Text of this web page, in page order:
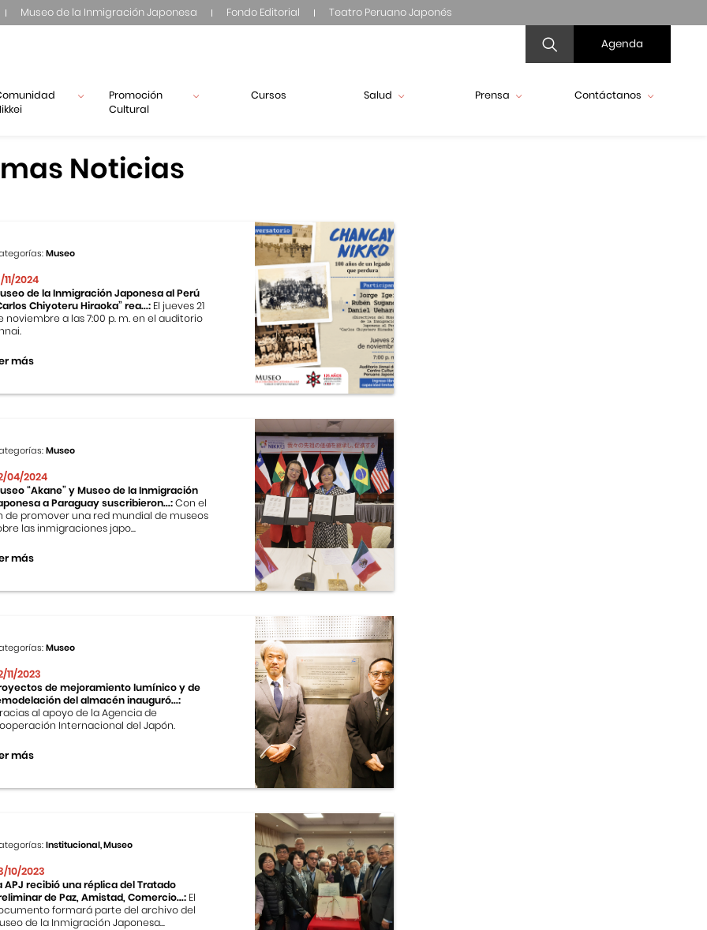
Museo de la Inmigración Japonesa Fondo Editorial Teatro Peruano Japonés
Agenda
Promoción
Cultural
Cursos Salud Prensa Contáctanos
Noticias
Museo
11/2024
de la Inmigración Japonesa al Perú
Chiyoteru Hiraoka” rea...: El jueves 21
noviembre a las 7:00 p. m. en el auditorio
más
Museo
04/2024
“Akane” y Museo de la Inmigración
a Paraguay suscribieron...:Con el
de promover una red mundial de museos
las inmigraciones japo...
más
Museo
11/2023
de mejoramiento lumínico y de
del almacén inauguró...:
al apoyo de la Agencia de
Internacional del Japón.
más
Institucional, Museo
10/2023
APJ recibió una réplica del Tratado
de Paz, Amistad, Comercio...: El
formará parte del archivo del
de la Inmigración Japonesa...